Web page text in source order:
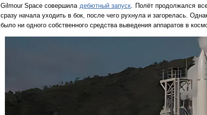
Gilmour Space совершила дебютный запуск. Полёт продолжался
сразу начала уходить в бок, после чего рухнула и загорелась.
было ни одного собственного средства выведения аппаратов в